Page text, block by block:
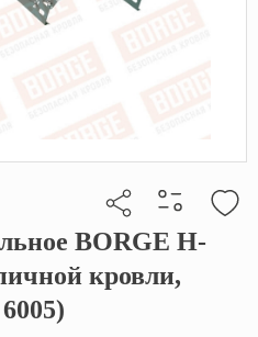
ссылкуBORGE H-
кровли,